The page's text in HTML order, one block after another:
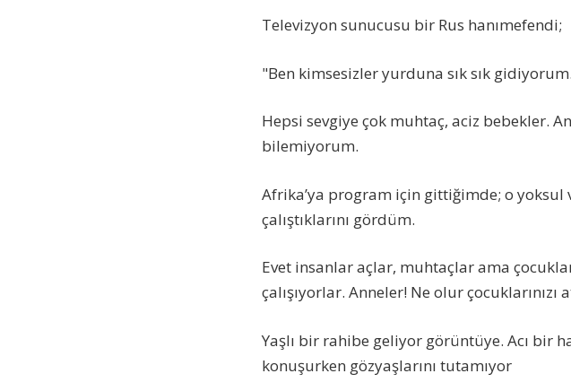
Televizyon sunucusu bir Rus hanımefendi;
"Ben kimsesizler yurduna sık sık
Hepsi sevgiye çok muhtaç, aciz bebekler.
bilemiyorum.
Afrika’ya program için gittiğimde; o yoksul
çalıştıklarını gördüm.
Evet insanlar açlar, muhtaçlar ama
çalışıyorlar. Anneler! Ne olur çocuklarınızı
Yaşlı bir rahibe geliyor görüntüye. Acı bir
konuşurken gözyaşlarını tutamıyor